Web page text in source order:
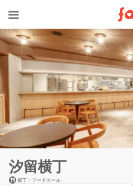
汐留横丁
横丁・フードホール